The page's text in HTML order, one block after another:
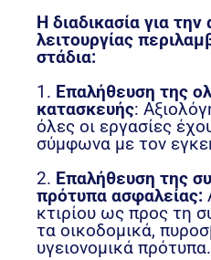
Η διαδικασία για
λειτουργίας
στάδια:
1. Επαλήθευση της
κατασκευής:
όλες οι εργασίες
σύμφωνα με τον
2. Επαλήθευση της
πρότυπα ασφαλείας:
κτιρίου ως προς τη
τα οικοδομικά,
υγειονομικά πρότυπα.